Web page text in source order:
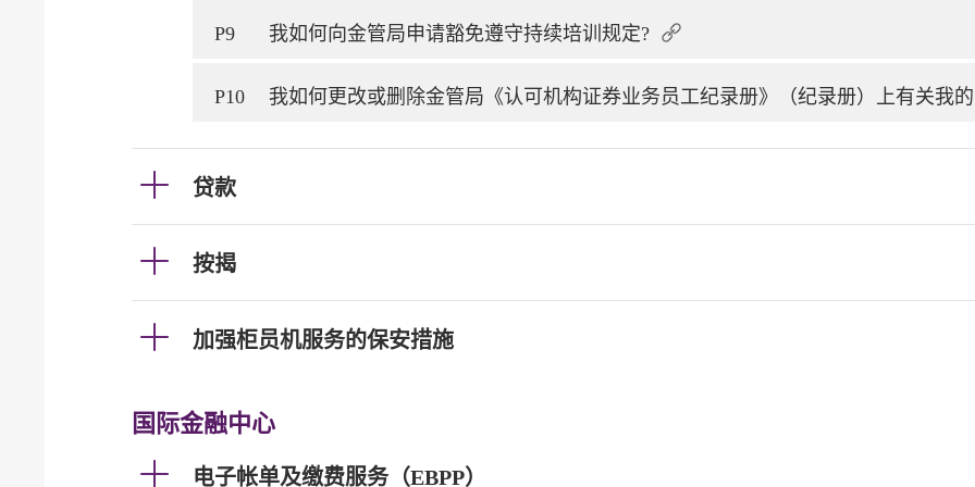
P9 我如何向金管局申请豁免遵守持续培训规定?
P10 我如何更改或删除金管局《认可机构证券业务员工纪录册》（纪录册）上有关我
贷款
按揭
加强柜员机服务的保安措施
国际金融中心
电子帐单及缴费服务（EBPP）